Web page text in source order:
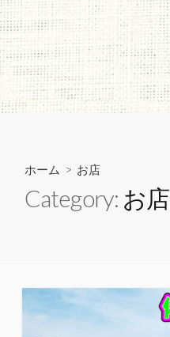
ホーム > お店
Category: お店